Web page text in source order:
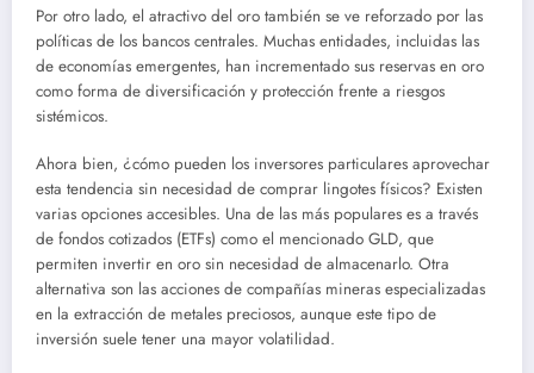
Por otro lado, el atractivo del oro también se ve reforzado por las
políticas de los bancos centrales. Muchas entidades, incluidas las
de economías emergentes, han incrementado sus reservas en oro
como forma de diversificación y protección frente a riesgos
sistémicos.
Ahora bien, ¿cómo pueden los inversores particulares aprovechar
esta tendencia sin necesidad de comprar lingotes físicos? Existen
varias opciones accesibles. Una de las más populares es a través
de fondos cotizados (ETFs) como el mencionado GLD, que
permiten invertir en oro sin necesidad de almacenarlo. Otra
alternativa son las acciones de compañías mineras especializadas
en la extracción de metales preciosos, aunque este tipo de
inversión suele tener una mayor volatilidad.